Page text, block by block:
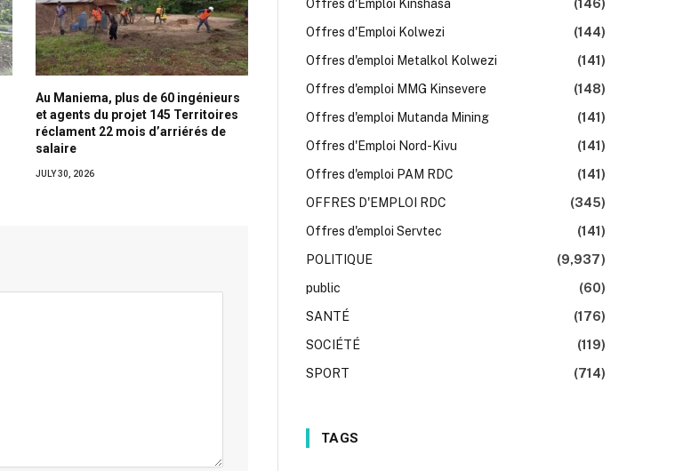
Au Maniema, plus de 60 ingénieurs
et agents du projet 145 Territoires
réclament 22 mois d’arriérés de
salaire
JULY 30, 2026
Offres d'Emploi Kinshasa
(146)
Offres d'Emploi Kolwezi
(144)
Offres d'emploi Metalkol Kolwezi
(141)
Offres d'emploi MMG Kinsevere
(148)
Offres d'emploi Mutanda Mining
(141)
Offres d'Emploi Nord-Kivu
(141)
Offres d'emploi PAM RDC
(141)
OFFRES D'EMPLOI RDC
(345)
Offres d'emploi Servtec
(141)
POLITIQUE
(9,937)
public
(60)
SANTÉ
(176)
SOCIÉTÉ
(119)
SPORT
(714)
TAGS